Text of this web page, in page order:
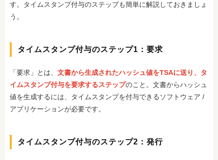
す。タイムスタンプ付与のステップも簡単に解説しておきましょ
う。
タイムスタンプ付与のステップ1：要求
「要求」とは、 文書から生成されたハッシュ値をTSAに送り、タ
イムスタンプ付与を要求するステップのこと。文書からハッシュ
値を生成するには、タイムスタンプを付与できるソフトウェア /
アプリケーションが必要です。
タイムスタンプ付与のステップ2：発行